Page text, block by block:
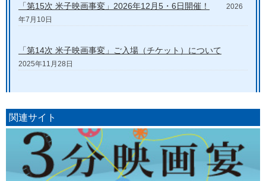
「第15次 米子映画事変」2026年12月5・6日開催！
2026
年7月10日
「第14次 米子映画事変」ご入場（チケット）について
2025年11月28日
関連サイト